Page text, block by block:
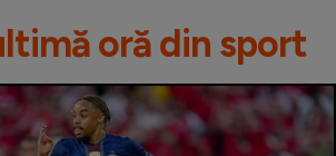
oră din sport